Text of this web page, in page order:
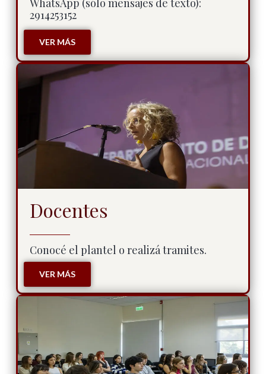
2914253152
VER MÁS
Docentes
Conocé el plantel o realizá tramites.
VER MÁS